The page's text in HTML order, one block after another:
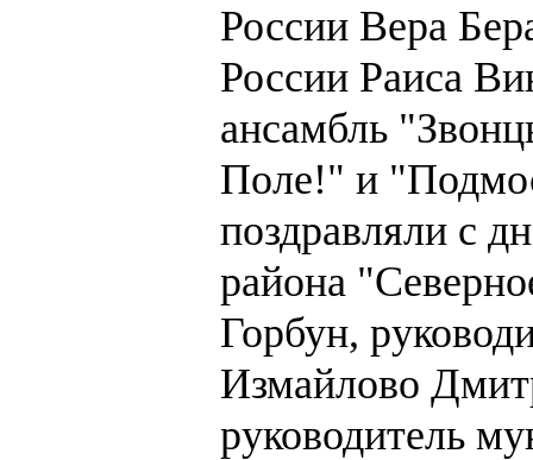
России Вера
России Раиса
ансамбль
Поле!" и
поздравляли с
района
Горбун,
Измайлово
руководитель